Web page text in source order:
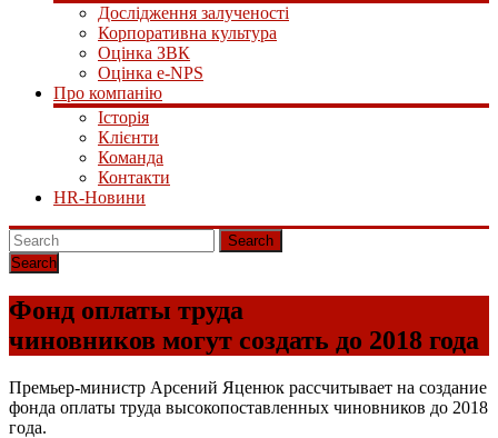
Дослідження залученості
Корпоративна культура
Оцінка ЗВК
Оцінка e-NPS
Про компанію
Історія
Клієнти
Команда
Контакти
HR-Новини
Search
Фонд оплаты труда
чиновников могут создать до 2018 года
Премьер-министр Арсений Яценюк рассчитывает на создание
фонда оплаты труда высокопоставленных чиновников до 2018
года.